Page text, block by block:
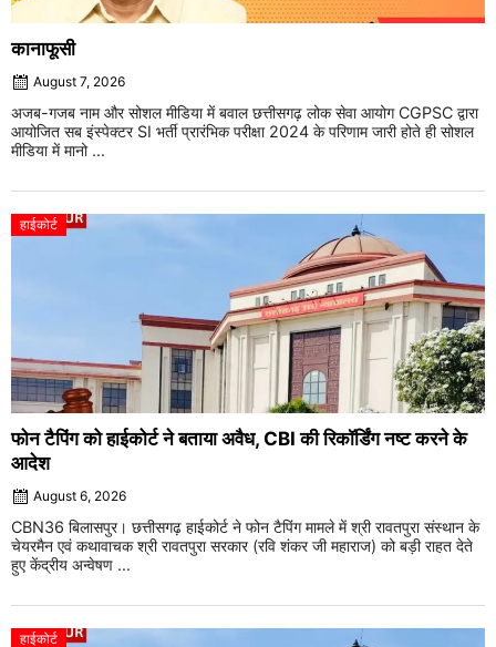
कानाफूसी
August 7, 2026
अजब-गजब नाम और सोशल मीडिया में बवाल छत्तीसगढ़ लोक सेवा आयोग CGPSC द्वारा
आयोजित सब इंस्पेक्टर SI भर्ती प्रारंभिक परीक्षा 2024 के परिणाम जारी होते ही सोशल
मीडिया में मानो ...
हाईकोर्ट
फोन टैपिंग को हाईकोर्ट ने बताया अवैध, CBI की रिकॉर्डिंग नष्ट करने के
आदेश
August 6, 2026
CBN36 बिलासपुर। छत्तीसगढ़ हाईकोर्ट ने फोन टैपिंग मामले में श्री रावतपुरा संस्थान के
चेयरमैन एवं कथावाचक श्री रावतपुरा सरकार (रवि शंकर जी महाराज) को बड़ी राहत देते
हुए केंद्रीय अन्वेषण ...
हाईकोर्ट